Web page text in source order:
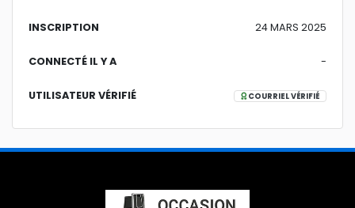
INSCRIPTION 24 MARS 2025
CONNECTÉ IL Y A -
UTILISATEUR VÉRIFIÉ COURRIEL VÉRIFIÉ